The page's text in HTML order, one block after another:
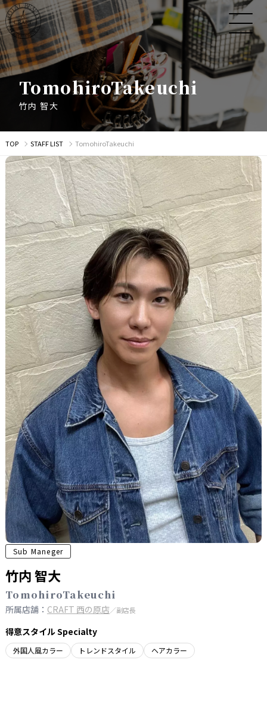
TomohiroTakeuchi
竹内 智大
TOP STAFF LIST TomohiroTakeuchi
Sub Maneger
竹内 智大
TomohiroTakeuchi
所属店舗： CRAFT 西の原店／副店長
得意スタイル Specialty
外国人風カラー トレンドスタイル ヘアカラー